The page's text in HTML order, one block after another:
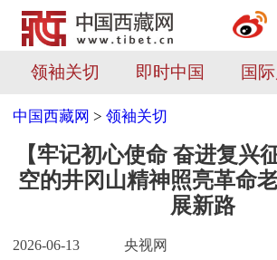
领袖关切 即时中国 国
中国西藏网 >领袖关切
【牢记初心使命 奋进复兴
空的井冈山精神照亮革命
展新路
2026-06-13 央视网